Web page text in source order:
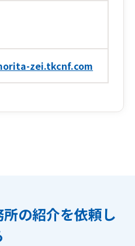
zei.tkcnf.com
の紹介を依頼し